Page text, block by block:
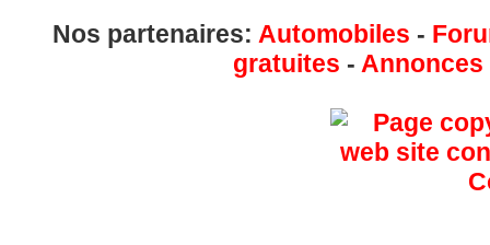
Nos partenaires: Automobiles -
gratuites -